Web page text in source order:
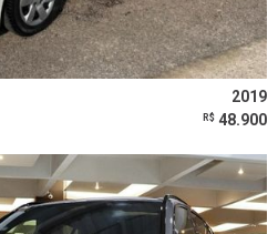
2019
R$ 48.900